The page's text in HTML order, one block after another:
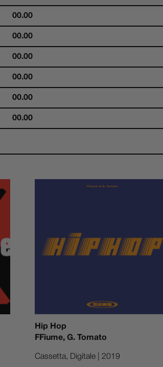
00.00
00.00
00.00
00.00
00.00
00.00
Hip Hop
FFiume, G. Tomato
Cassetta, Digitale | 2019